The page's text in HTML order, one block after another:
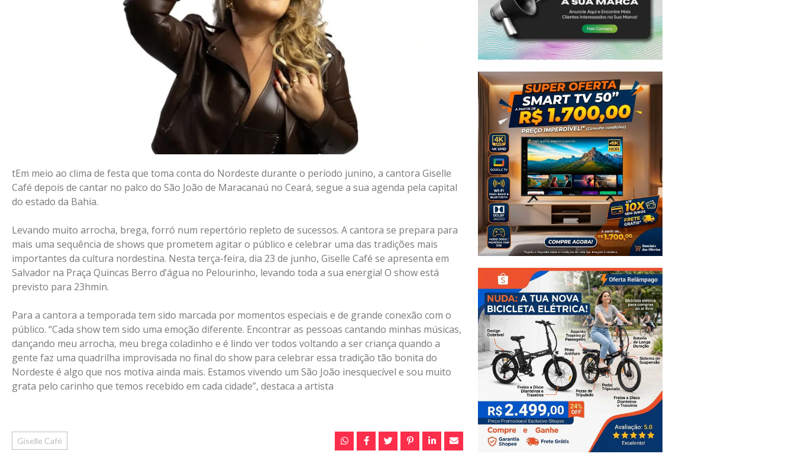
tEm meio ao clima de festa que toma conta do Nordeste durante o período junino, a cantora Giselle
Café depois de cantar no palco do São João de Maracanaú no Ceará, segue a sua agenda pela capital
do estado da Bahia.
Levando muito arrocha, brega, forró num repertório repleto de sucessos. A cantora se prepara para
mais uma sequência de shows que prometem agitar o público e celebrar uma das tradições mais
importantes da cultura nordestina. Nesta terça-feira, dia 23 de junho, Giselle Café se apresenta em
Salvador na Praça Quincas Berro d’água no Pelourinho, levando toda a sua energia! O show está
previsto para 23hmin.
Para a cantora a temporada tem sido marcada por momentos especiais e de grande conexão com o
público. “Cada show tem sido uma emoção diferente. Encontrar as pessoas cantando minhas músicas,
dançando meu arrocha, meu brega coladinho e é lindo ver todos voltando a ser criança quando a
gente faz uma quadrilha improvisada no final do show para celebrar essa tradição tão bonita do
Nordeste é algo que nos motiva ainda mais. Estamos vivendo um São João inesquecível e sou muito
grata pelo carinho que temos recebido em cada cidade”, destaca a artista
Giselle Café